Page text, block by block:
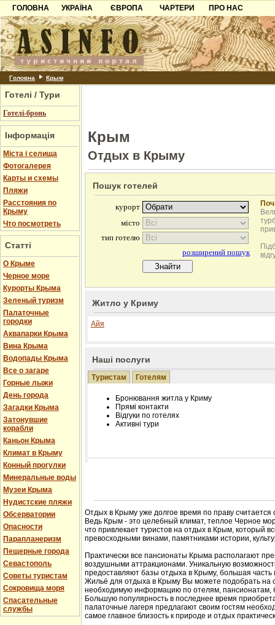
ГОЛОВНА
УКРАЇНА
Карпати
Азов
Причорноморря
Шацьк
ЄВРОПА
Чорногорія
Хорватія
Болгарія
ЧАРТЕРИ
ПРО НАС
Контакти
Партнерам
Додати готель
Головна Крым
Готелі / Тури
Готелі-бронь
Інформація
Міста і селища
Фотогалерея
Карты и схемы
Пляжи
Расстояния по
Крыму
Что посмотреть
Статті
О Крыме
Черное море
Курорты Крыма
Зеленый туризм
Палаточные
городки
Аквапарки Крыма
Вина Крыма
Водопады Крыма
Все о загаре
Горные лыжи
День города
Загадки Крыма
Затонувшие
корабли
Каньон Крыма
Климат в Крыму
Конный прогулки
Минеральные воды
Музеи Крыма
Нудистские пляжи
Обсерватории
Опасности
Парапланеризм
Пещерные города
Севастополь
Советы туристам
Сокровища моря
Спасательные
службы
Крым
Отдых в Крыму
Пошук готелей
Житло у Криму
Айя
Наші послуги
Туристам Готелям
Бронювання житла у Криму
Прямі контакти
Відгуки по готелях
Активні тури
Отдых в Крыму уже долгое время по праву
Ведь Крым - это целебный климат, теплое Черное
что привлекает туристов на отдых в Крым, который
превосходными винами, памятниками истории,
Практически все пансионаты Крыма располагают
воздушными аттракционами. Уникальную
предоставляют базы отдыха в Крыму, большая
Жильё для отдыха в Крыму Вы можете подобрать на
необходимую информацию по отелям, пансионатам,
Большую популярность в последнее время
палаточные лагеря предлагают своим гостям
самое главное близость к природе и отдых